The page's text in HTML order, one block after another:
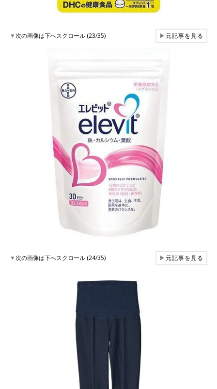
▼次の画像は下へスクロール (23/35) ▶元記事を見る
▼次の画像は下へスクロール (24/35) ▶元記事を見る